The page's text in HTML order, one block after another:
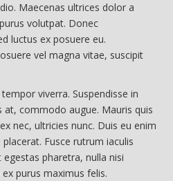
Maecenas ultrices dolor a
volutpat. Donec
luctus ex posuere eu.
vel magna vitae, suscipit
viverra. Suspendisse in
at, commodo augue. Mauris quis
nec, ultricies nunc. Duis eu enim
Fusce rutrum iaculis
pharetra, nulla nisi
purus maximus felis.